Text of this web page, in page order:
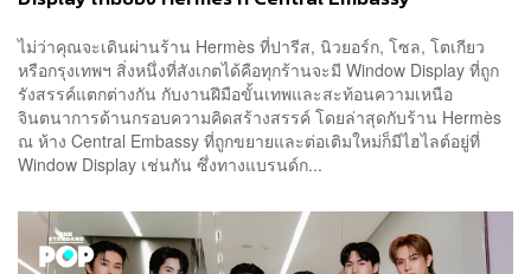
ไม่ว่าคุณจะเดินผ่านร้าน Hermès ที่ปารีส, นิวยอร์ก, โซล, โตเกียว
หรือกรุงเทพฯ สิ่งหนึ่งที่สังเกตได้คือทุกร้านจะมี Window Display ที่ถูก
รังสรรค์แตกต่างกัน กับงานฝีมือขั้นเทพและสะท้อนความเหนือ
จินตนาการด้านกรอบความคิดสร้างสรรค์ โดยล่าสุดกับร้าน Hermès
ณ ห้าง Central Embassy ที่ถูกขยายและต่อเติมใหม่ก็มีไฮไลต์อยู่ที่
Window Display เช่นกัน ซึ่งทางแบรนด์ก...